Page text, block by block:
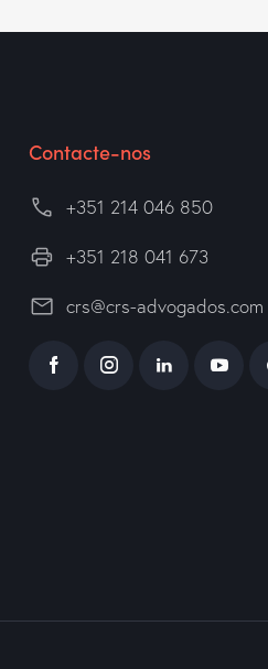
Contacte-nos
+351 214 046 850
+351 218 041 673
crs@crs-advogados.com